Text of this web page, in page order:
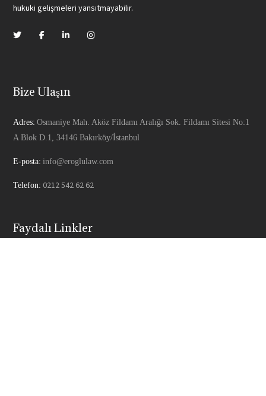
hukuki gelişmeleri yansıtmayabilir.
Bize Ulaşın
Adres: Osmaniye Mah. Aköz Fildamı Aralığı Sok. Fildamı Sitesi No:1
A Blok D.1, 34146 Bakırköy/İstanbul
E-posta: info@eroglulaw.com
Telefon: 0212 542 62 62
Faydalı Linkler